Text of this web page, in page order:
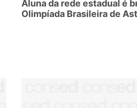
Aluna da rede estadual é
Olimpíada Brasileira de